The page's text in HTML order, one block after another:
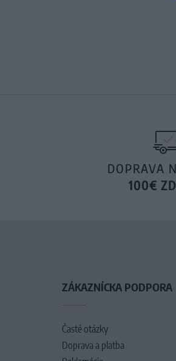
DOPRAVA
100€
ZÁKAZNÍCKA PODPORA
Časté otázky
Doprava a platba